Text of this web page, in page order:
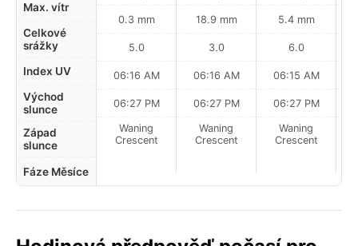
Max. vítr
Celkové
srážky
Index UV
Východ
slunce
Západ
slunce
Fáze Měsíce
0.3 mm
5.0
06:16 AM
06:27 PM
Waning
Crescent
18.9 mm
3.0
06:16 AM
06:27 PM
Waning
Crescent
5.4 mm
6.0
06:15 AM
06:27 PM
Waning
Crescent